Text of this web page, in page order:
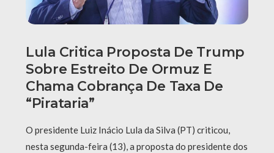
Lula Critica Proposta De Trump
Sobre Estreito De Ormuz E
Chama Cobrança De Taxa De
“pirataria”
O presidente Luiz Inácio Lula da Silva (PT) criticou,
nesta segunda-feira (13), a proposta do presidente dos